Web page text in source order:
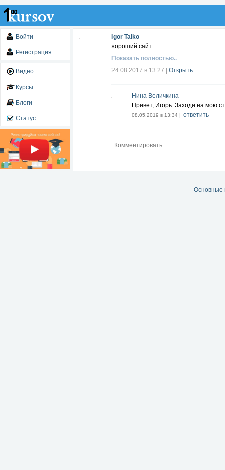
Войти
Регистрация
Видео
Курсы
Блоги
Статус
Igor Talko
хороший сайт
Показать полностью..
24.08.2017 в 13:27
Открыть
Нина Величкина
Привет, Игорь. Заходи на мою
08.05.2019 в 13:34 | ответить
Основные